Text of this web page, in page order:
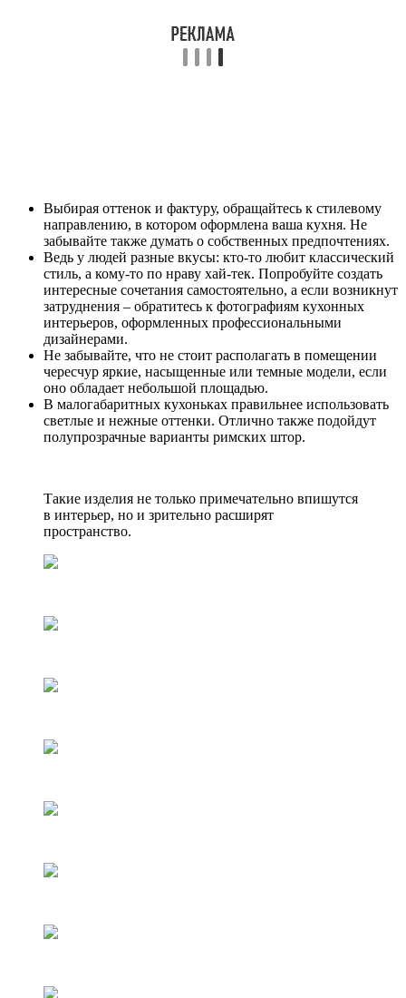
Выбирая оттенок и фактуру, обращайтесь к стилевому
направлению, в котором оформлена ваша кухня. Не
забывайте также думать о собственных предпочтениях.
Ведь у людей разные вкусы: кто-то любит классический
стиль, а кому-то по нраву хай-тек. Попробуйте создать
интересные сочетания самостоятельно, а если возникнут
затруднения – обратитесь к фотографиям кухонных
интерьеров, оформленных профессиональными
дизайнерами.
Не забывайте, что не стоит располагать в помещении
чересчур яркие, насыщенные или темные модели, если
оно обладает небольшой площадью.
В малогабаритных кухоньках правильнее использовать
светлые и нежные оттенки. Отлично также подойдут
полупрозрачные варианты римских штор.
Такие изделия не только примечательно впишутся
в интерьер, но и зрительно расширят
пространство.